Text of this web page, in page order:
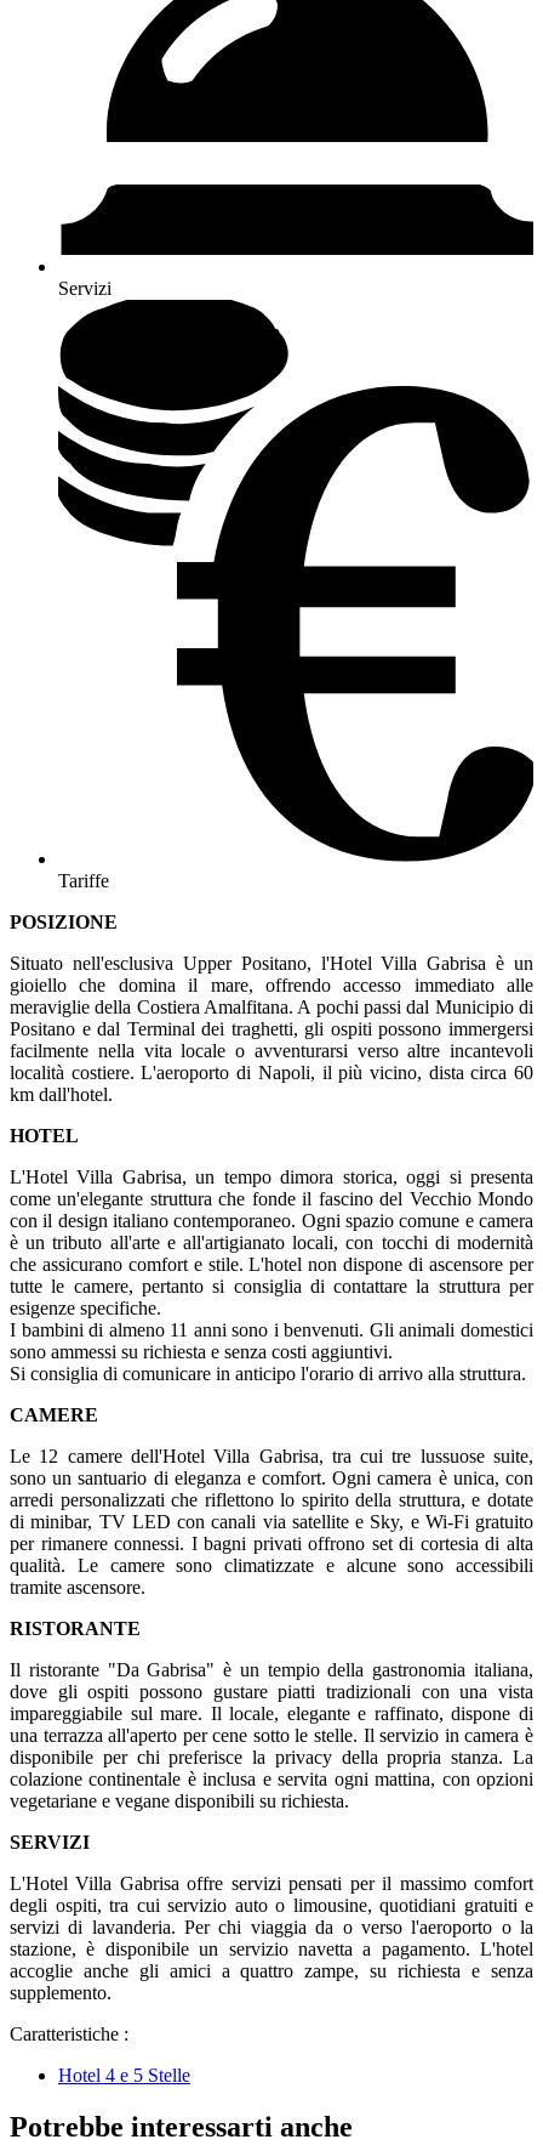
Servizi
Tariffe
POSIZIONE
Situato nell'esclusiva Upper Positano, l'Hotel Villa Gabrisa è un
gioiello che domina il mare, offrendo accesso immediato alle
meraviglie della Costiera Amalfitana. A pochi passi dal Municipio di
Positano e dal Terminal dei traghetti, gli ospiti possono immergersi
facilmente nella vita locale o avventurarsi verso altre incantevoli
località costiere. L'aeroporto di Napoli, il più vicino, dista circa 60
km dall'hotel.
HOTEL
L'Hotel Villa Gabrisa, un tempo dimora storica, oggi si presenta
come un'elegante struttura che fonde il fascino del Vecchio Mondo
con il design italiano contemporaneo. Ogni spazio comune e camera
è un tributo all'arte e all'artigianato locali, con tocchi di modernità
che assicurano comfort e stile. L'hotel non dispone di ascensore per
tutte le camere, pertanto si consiglia di contattare la struttura per
esigenze specifiche.
I bambini di almeno 11 anni sono i benvenuti. Gli animali domestici
sono ammessi su richiesta e senza costi aggiuntivi.
Si consiglia di comunicare in anticipo l'orario di arrivo alla struttura.
CAMERE
Le 12 camere dell'Hotel Villa Gabrisa, tra cui tre lussuose suite,
sono un santuario di eleganza e comfort. Ogni camera è unica, con
arredi personalizzati che riflettono lo spirito della struttura, e dotate
di minibar, TV LED con canali via satellite e Sky, e Wi-Fi gratuito
per rimanere connessi. I bagni privati offrono set di cortesia di alta
qualità. Le camere sono climatizzate e alcune sono accessibili
tramite ascensore.
RISTORANTE
Il ristorante "Da Gabrisa" è un tempio della gastronomia italiana,
dove gli ospiti possono gustare piatti tradizionali con una vista
impareggiabile sul mare. Il locale, elegante e raffinato, dispone di
una terrazza all'aperto per cene sotto le stelle. Il servizio in camera è
disponibile per chi preferisce la privacy della propria stanza. La
colazione continentale è inclusa e servita ogni mattina, con opzioni
vegetariane e vegane disponibili su richiesta.
SERVIZI
L'Hotel Villa Gabrisa offre servizi pensati per il massimo comfort
degli ospiti, tra cui servizio auto o limousine, quotidiani gratuiti e
servizi di lavanderia. Per chi viaggia da o verso l'aeroporto o la
stazione, è disponibile un servizio navetta a pagamento. L'hotel
accoglie anche gli amici a quattro zampe, su richiesta e senza
supplemento.
Caratteristiche :
Hotel 4 e 5 Stelle
Potrebbe interessarti anche